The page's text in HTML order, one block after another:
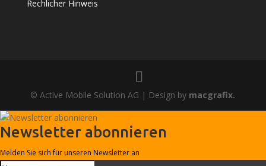
Rechlicher Hinweis
© Active Mobile Solution AG | Design by macgrafix.
Newsletter abonnieren
Melden Sie sich für unseren Newsletter an